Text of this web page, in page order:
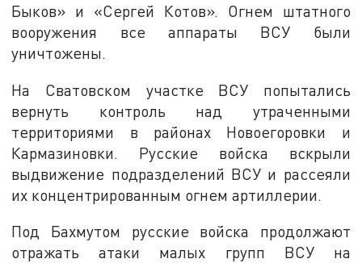
Быков» и «Сергей Котов». Огнем штатного
вооружения все аппараты ВСУ были
уничтожены.
На Сватовском участке ВСУ попытались
вернуть контроль над утраченными
территориями в районах Новоегоровки и
Кармазиновки. Русские войска вскрыли
выдвижение подразделений ВСУ и рассеяли
их концентрированным огнем артиллерии.
Под Бахмутом русские войска продолжают
отражать атаки малых групп ВСУ на